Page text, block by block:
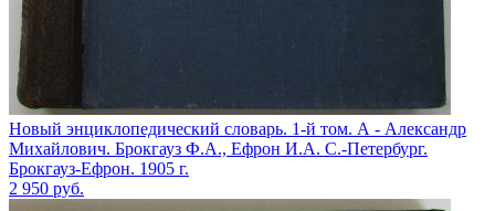
Новый энциклопедический словарь. 1-й том. А - Александр
Михайлович. Брокгауз Ф.А., Ефрон И.А. С.-Петербург.
Брокгауз-Ефрон. 1905 г.
2 950 руб.